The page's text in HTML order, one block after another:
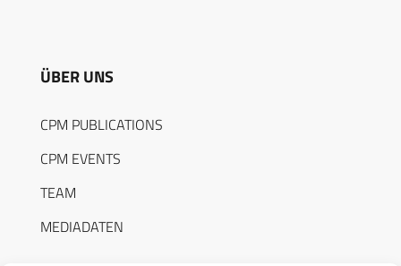
ÜBER UNS
CPM PUBLICATIONS
CPM EVENTS
TEAM
MEDIADATEN